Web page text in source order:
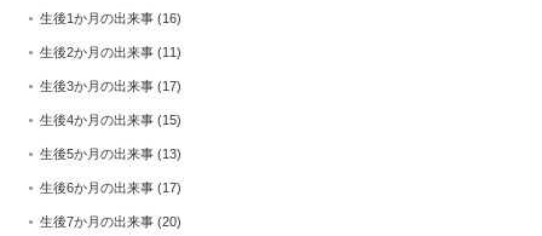
生後1か月の出来事 (16)
生後2か月の出来事 (11)
生後3か月の出来事 (17)
生後4か月の出来事 (15)
生後5か月の出来事 (13)
生後6か月の出来事 (17)
生後7か月の出来事 (20)